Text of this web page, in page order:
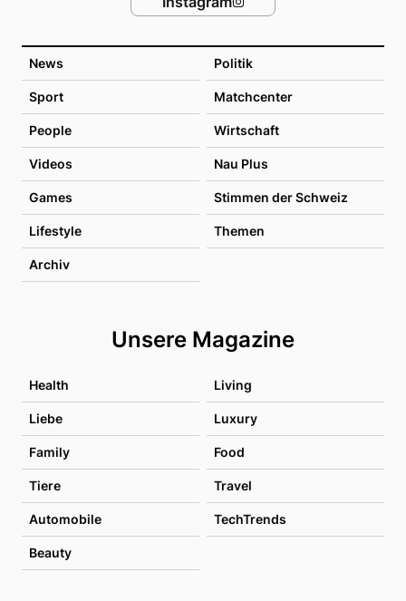
News Politik
Sport Matchcenter
People Wirtschaft
Videos Nau Plus
Games Stimmen der Schweiz
Lifestyle Themen
Archiv
Unsere Magazine
Health Living
Liebe Luxury
Family Food
Tiere Travel
Automobile TechTrends
Beauty